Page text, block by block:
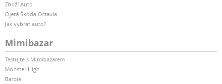
Zboží Auto
Ojetá Škoda Octavia
Jak vybrat auto?
Mimibazar
Testujte s Mimibazarem
Monster High
Barbie